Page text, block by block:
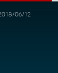
06/12